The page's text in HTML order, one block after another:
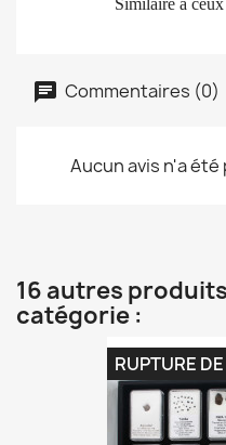
Similaire à
Commentaires (0)
Aucun avis n'a
16 autres
catégorie :
RUPTURE